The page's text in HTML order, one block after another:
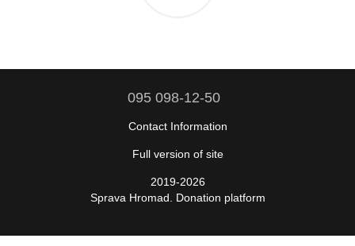
095 098-12-50
Contact Information
Full version of site
2019-2026
Sprava Hromad. Donation platform